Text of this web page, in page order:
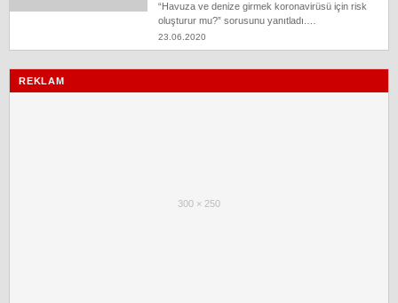
“Havuza ve denize girmek koronavirüsü için risk
oluşturur mu?” sorusunu yanıtladı.…
23.06.2020
REKLAM
300 × 250